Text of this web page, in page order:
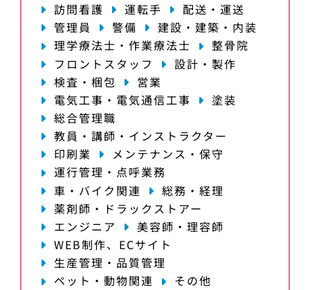
訪問看護
運転手
配送・運送
管理員
警備
建設・建築・内装
理学療法士・作業療法士
整骨院
フロントスタッフ
設計・製作
検査・梱包
営業
電気工事・電気通信工事
塗装
総合管理職
教員・講師・インストラクター
印刷業
メンテナンス・保守
運行管理・点呼業務
車・バイク関連
総務・経理
薬剤師・ドラックストアー
エンジニア
美容師・理容師
WEB制作、ECサイト
生産管理・品質管理
ペット・動物関連
その他